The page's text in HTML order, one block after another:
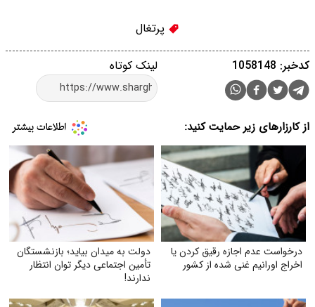
پرتغال
لینک کوتاه کدخبر: 1058148
از کارزارهای زیر حمایت کنید:
درخواست عدم اجازه رقیق کردن یا
اخراج اورانیم غنی شده از کشور
دولت به میدان بیاید؛ بازنشستگان
تأمین اجتماعی دیگر توان انتظار
ندارند!